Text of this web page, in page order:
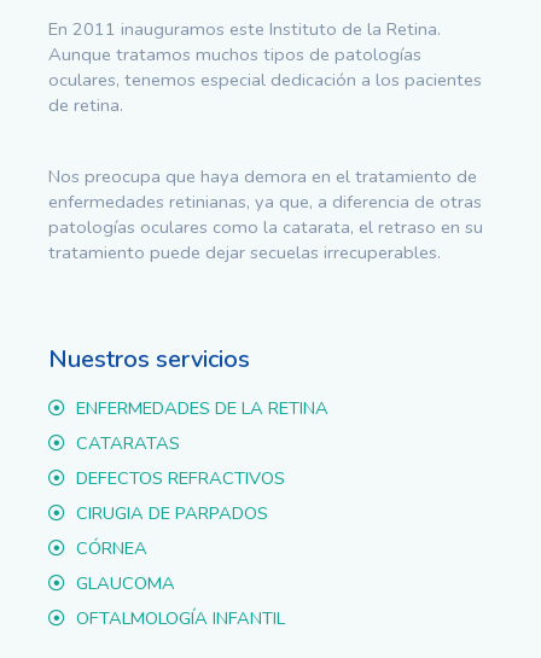
En 2011 inauguramos este Instituto de la Retina.
Aunque tratamos muchos tipos de patologías
oculares, tenemos especial dedicación a los pacientes
de retina.
Nos preocupa que haya demora en el tratamiento de
enfermedades retinianas, ya que, a diferencia de otras
patologías oculares como la catarata, el retraso en su
tratamiento puede dejar secuelas irrecuperables.
Nuestros servicios
ENFERMEDADES DE LA RETINA
CATARATAS
DEFECTOS REFRACTIVOS
CIRUGIA DE PARPADOS
CÓRNEA
GLAUCOMA
OFTALMOLOGÍA INFANTIL